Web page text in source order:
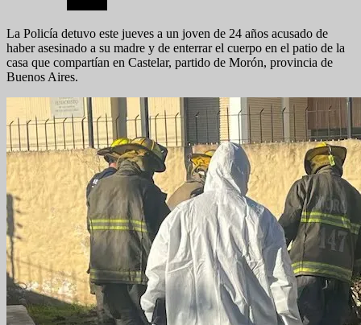
La Policía detuvo este jueves a un joven de 24 años acusado de
haber asesinado a su madre y de enterrar el cuerpo en el patio de la
casa que compartían en Castelar, partido de Morón, provincia de
Buenos Aires.